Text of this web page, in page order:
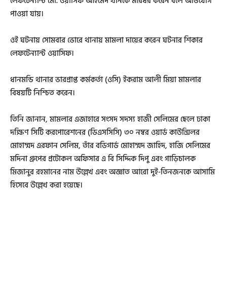
পাওয়া যায়।
ওই ঘটনায় সোমবার ভোরে থানায় মামলা দায়ের করেন ঘটনার শিকার
লেফটেন্যান্ট ওয়াসিফ।
ধানমন্ডি থানার ভারপ্রাপ্ত কর্মকর্তা (ওসি) ইকরাম আলী মিয়া মামলার
বিষয়টি নিশ্চিত করেন।
তিনি জানান, মামলার এজাহারে সংসদ সদস্য হাজী সেলিমের ছেলে ঢাকা
দক্ষিণ সিটি করপোরেশনের (ডিএসসিসি) ৩০ নম্বর ওয়ার্ড কাউন্সিলর
মোহাম্মদ এরফান সেলিম, তাঁর বডিগার্ড মোহাম্মদ জাহিদ, হাজি সেলিমের
মদিনা গ্রুপের প্রটোকল অফিসার এ বি সিদ্দিক দিপু এবং গাড়িচালক
মিজানুর রহমানের নাম উল্লেখ এবং অজ্ঞাত আরো দুই-তিনজনকে আসামি
হিসেবে উল্লেখ করা হয়েছে।